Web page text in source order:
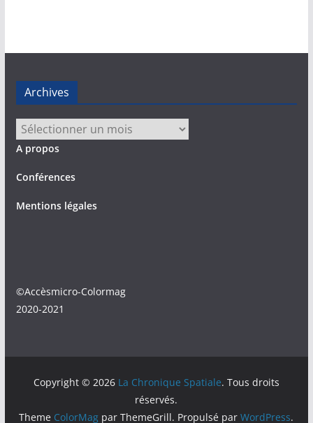
Archives
Archives
A propos
Conférences
Mentions légales
©Accèsmicro-Colormag
2020-2021
Copyright © 2026 La Chronique Spatiale. Tous droits
réservés.
Theme ColorMag par ThemeGrill. Propulsé parWordPress.